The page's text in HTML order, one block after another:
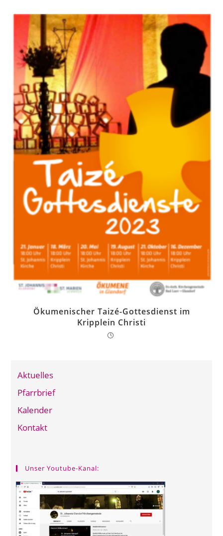
Ökumenischer Taizé-Gottesdienst im
Kripplein Christi
Aktuelles
Pfarrbrief
Kalender
Kontakt
Unser Youtube-Kanal: